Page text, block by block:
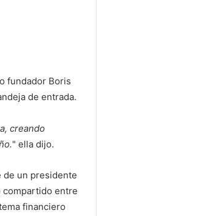
fundador Boris
de entrada.
creando
" ella dijo.
de un presidente
compartido entre
financiero